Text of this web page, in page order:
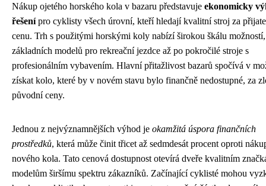
Nákup ojetého horského kola v bazaru představuje ekonomicky
řešenípro cyklisty všech úrovní, kteří hledají kvalitní stroj za
cenu. Trh s použitými horskými koly nabízí širokou škálu
základních modelů pro rekreační jezdce až po pokročilé stroje s
profesionálním vybavením. Hlavní přitažlivost bazarů spočívá v
získat kolo, které by v novém stavu bylo finančně nedostupné, za
původní ceny.
Jednou z nejvýznamnějších výhod je okamžitá úspora finančních
prostředků, která může činit třicet až sedmdesát procent oproti
nového kola. Tato cenová dostupnost otevírá dveře kvalitním
modelům širšímu spektru zákazníků. Začínající cyklisté mohou